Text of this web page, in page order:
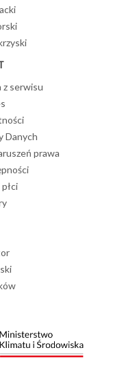
z serwisu
Danych
prawa